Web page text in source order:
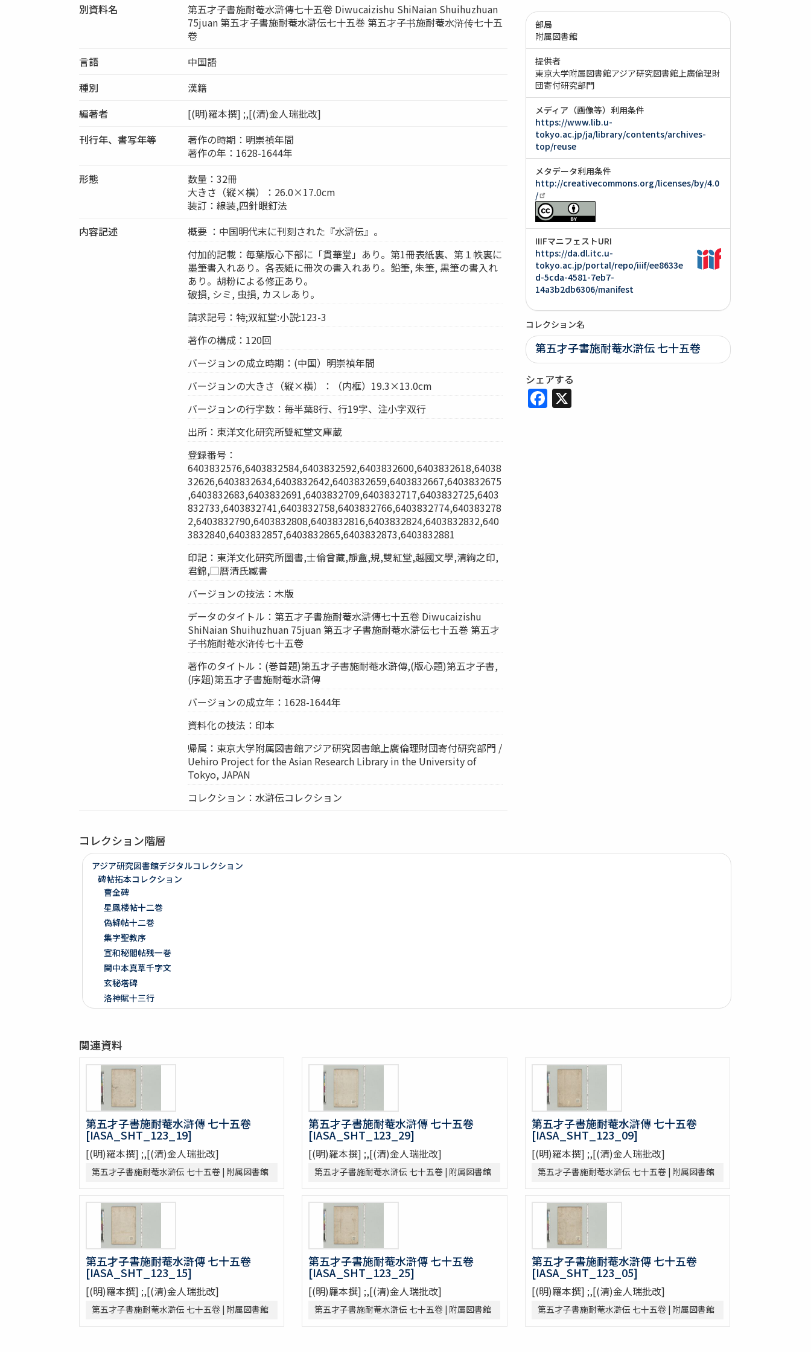
別資料名
第五才子書施耐菴水滸傳七十五卷 Diwucaizishu ShiNaian Shuihuzhuan
75juan 第五才子書施耐菴水滸伝七十五巻 第五才子书施耐菴水浒传七十五
卷
言語
中国語
種別
漢籍
編著者
[(明)羅本撰] ;,[(清)金人瑞批改]
刊行年、書写年等
著作の時期：明崇禎年間
著作の年：1628-1644年
形態
数量：32冊
大きさ（縦×横）：26.0×17.0cm
装訂：線装,四針眼釘法
内容記述
概要 ：中国明代末に刊刻された『水滸伝』。
付加的記載：毎葉版心下部に「貫華堂」あり。第1冊表紙裏、第１帙裏に
墨筆書入れあり。各表紙に冊次の書入れあり。鉛筆, 朱筆, 黒筆の書入れ
あり。胡粉による修正あり。
破損, シミ, 虫損, カスレあり。
請求記号：特;双紅堂:小説:123-3
著作の構成：120回
バージョンの成立時期：(中国）明崇禎年間
バージョンの大きさ（縦×横）：（内框）19.3×13.0cm
バージョンの行字数：毎半葉8行、行19字、注小字双行
出所：東洋文化研究所雙紅堂文庫蔵
登録番号：
6403832576,6403832584,6403832592,6403832600,6403832618,64038
32626,6403832634,6403832642,6403832659,6403832667,6403832675
,6403832683,6403832691,6403832709,6403832717,6403832725,6403
832733,6403832741,6403832758,6403832766,6403832774,640383278
2,6403832790,6403832808,6403832816,6403832824,6403832832,640
3832840,6403832857,6403832865,6403832873,6403832881
印記：東洋文化研究所圖書,士倫曾藏,靜盦,規,雙紅堂,越國文學,清絢之印,
君錦,□暦清氏臧書
バージョンの技法：木版
データのタイトル：第五才子書施耐菴水滸傳七十五卷 Diwucaizishu
ShiNaian Shuihuzhuan 75juan 第五才子書施耐菴水滸伝七十五巻 第五才
子书施耐菴水浒传七十五卷
著作のタイトル：(巻首題)第五才子書施耐菴水滸傳,(版心題)第五才子書,
(序題)第五才子書施耐菴水滸傳
バージョンの成立年：1628-1644年
資料化の技法：印本
帰属：東京大学附属図書館アジア研究図書館上廣倫理財団寄付研究部門 /
Uehiro Project for the Asian Research Library in the University of
Tokyo, JAPAN
コレクション：水滸伝コレクション
部局
附属図書館
提供者
東京大学附属図書館アジア研究図書館上廣倫理財
団寄付研究部門
メディア（画像等）利用条件
https://www.lib.u-
tokyo.ac.jp/ja/library/contents/archives-
top/reuse
メタデータ利用条件
http://creativecommons.org/licenses/by/4.0
/
IIIFマニフェストURI
https://da.dl.itc.u-
tokyo.ac.jp/portal/repo/iiif/ee8633e
d-5cda-4581-7eb7-
14a3b2db6306/manifest
コレクション名
第五才子書施耐菴水滸伝 七十五卷
シェアする
Facebook
X
コレクション階層
アジア研究図書館デジタルコレクション
碑帖拓本コレクション
曹全碑
星鳳楼帖十二巻
偽絳帖十二巻
集字聖教序
宣和秘閣帖残一巻
関中本真草千字文
玄秘塔碑
洛神賦十三行
争坐位稿
泉州本淳化閣帖十巻闕四巻
停雲館帖十二巻
偽絳帖残一巻
拪先塋記
顔氏家廟碑
張遷碑
曹全碑
争坐位稿
古今歴代法帖
朴彭年草書千字文
金麟厚草書千字文
水滸伝コレクション
鍾伯敬先生批評水滸伝一百巻一百回
新刻全像忠義水滸誌伝二十五巻一百十五回
水滸伝全本三十巻
水滸傳全本 三十巻 [漢籍：D（貴重書）]
新刻全像水滸傳 二十五巻一百十五回
忠義水滸全書 一百二十回首一巻図一巻坿宣和遺事一巻
忠義水滸全書 一百二十回存四回
忠義水滸全伝 百二十回
関連資料
第五才子書施耐菴水滸傳 七十五卷
[IASA_SHT_123_19]
[(明)羅本撰] ;,[(清)金人瑞批改]
第五才子書施耐菴水滸伝 七十五卷 | 附属図書館
第五才子書施耐菴水滸傳 七十五卷
[IASA_SHT_123_29]
[(明)羅本撰] ;,[(清)金人瑞批改]
第五才子書施耐菴水滸伝 七十五卷 | 附属図書館
第五才子書施耐菴水滸傳 七十五卷
[IASA_SHT_123_09]
[(明)羅本撰] ;,[(清)金人瑞批改]
第五才子書施耐菴水滸伝 七十五卷 | 附属図書館
第五才子書施耐菴水滸傳 七十五卷
[IASA_SHT_123_15]
[(明)羅本撰] ;,[(清)金人瑞批改]
第五才子書施耐菴水滸伝 七十五卷 | 附属図書館
第五才子書施耐菴水滸傳 七十五卷
[IASA_SHT_123_25]
[(明)羅本撰] ;,[(清)金人瑞批改]
第五才子書施耐菴水滸伝 七十五卷 | 附属図書館
第五才子書施耐菴水滸傳 七十五卷
[IASA_SHT_123_05]
[(明)羅本撰] ;,[(清)金人瑞批改]
第五才子書施耐菴水滸伝 七十五卷 | 附属図書館